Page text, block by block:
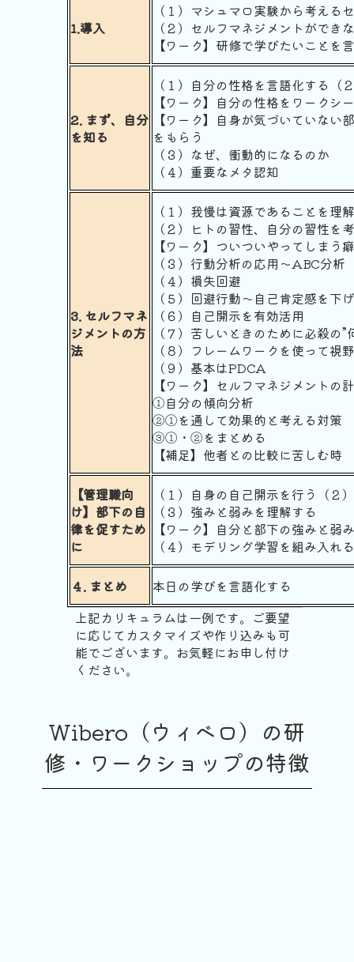
1.導入
（１）マシュマロ実験から考える
（２）セルフマネジメントができ
【ワーク】研修で学びたいことを
2. まず、自分
を知る
（１）自分の性格を言語化する
【ワーク】自分の性格をワーク
【ワーク】自身が気づいていな
をもらう
（３）なぜ、衝動的になるのか
（４）重要なメタ認知
3. セルフマネ
ジメントの方
法
（１）我慢は資源であることを理
（２）ヒトの習性、自分の習性を
【ワーク】ついついやってしまう
（３）行動分析の応用〜ABC分析
（４）損失回避
（５）回避行動〜自己肯定感を下
（６）自己開示を有効活用
（７）苦しいときのために必殺の
（８）フレームワークを使って視
（９）基本はPDCA
【ワーク】セルフマネジメントの
①自分の傾向分析
②①を通して効果的と考える対策
③①・②をまとめる
【補足】他者との比較に苦しむ時
【管理職向
け】部下の自
律を促すため
に
（１）自身の自己開示を行う（２
（３）強みと弱みを理解する
【ワーク】自分と部下の強みと弱
（４）モデリング学習を組み入れる
４. まとめ
本日の学びを言語化する
上記カリキュラムは一例です。ご要望
に応じてカスタマイズや作り込みも可
能でございます。お気軽にお申し付け
ください。
Wibero（ウィベロ）の研
修・ワークショップの特徴